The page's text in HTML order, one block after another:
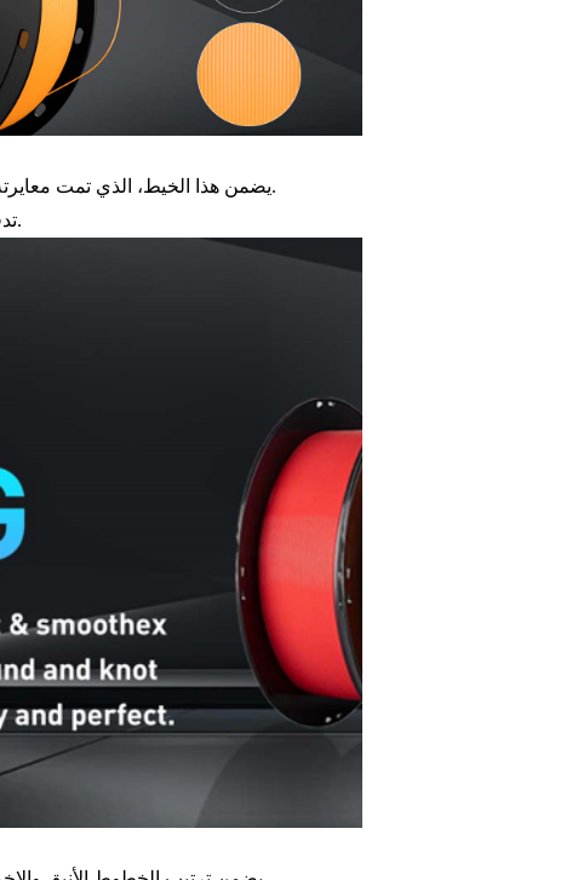
يضمن هذا الخيط، الذي تمت معايرته بدقة مع هامش خطأ في القطر يبلغ ±0.02 مم، عملية سلسة وغير متقطعة.
تدفق سلس عبر الفوهة. وداعاً للانسدادات والانحشار وعدم انتظام عملية البثق.